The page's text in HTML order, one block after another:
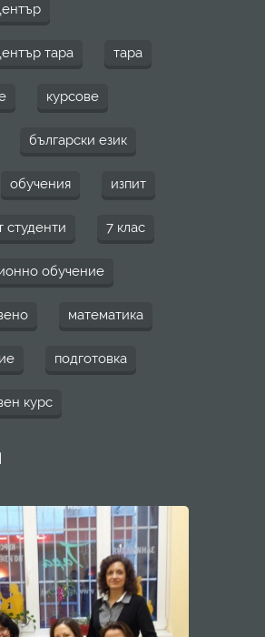
тара тара
курсове
български език
обучения изпит
студенти 7 клас
обучение
математика
подготовка
курс